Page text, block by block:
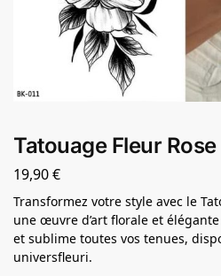
Tatouage Fleur
19,90€
Transformez votre style avec le
une œuvre d’art florale et
et sublime toutes vos tenues,
universfleuri.